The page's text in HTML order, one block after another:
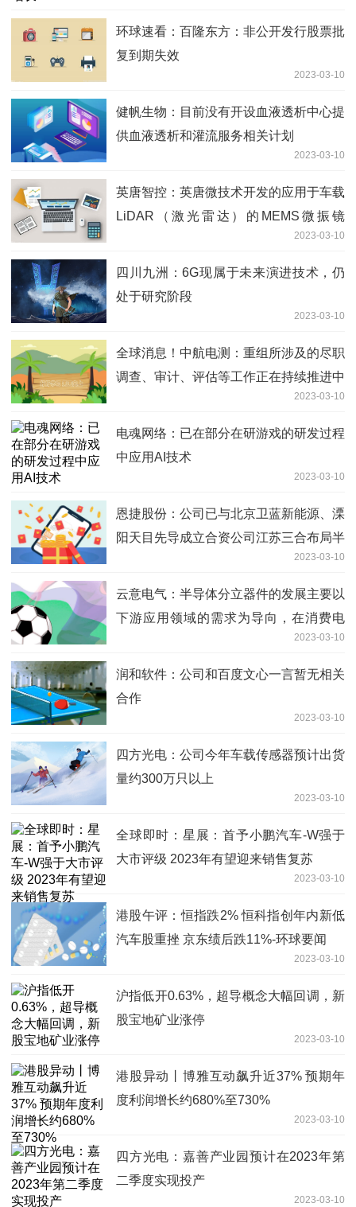
环球速看：百隆东方：非公开发行股票批
复到期失效
2023-03-10
健帆生物：目前没有开设血液透析中心提
供血液透析和灌流服务相关计划
2023-03-10
英唐智控：英唐微技术开发的应用于车载
LiDAR（激光雷达）的MEMS微振镜
（CG0006AR）第二代产品,目前还在测
试当中
2023-03-10
四川九洲：6G现属于未来演进技术，仍
处于研究阶段
2023-03-10
全球消息！中航电测：重组所涉及的尽职
调查、审计、评估等工作正在持续推进中
2023-03-10
电魂网络：已在部分在研游戏的研发过程
中应用AI技术
2023-03-10
恩捷股份：公司已与北京卫蓝新能源、溧
阳天目先导成立合资公司江苏三合布局半
固态电池领域，目前项目正在顺利推进中
环球今头条
2023-03-10
云意电气：半导体分立器件的发展主要以
下游应用领域的需求为导向，在消费电
子、汽车、家用电器等领域均有广泛的应
用
2023-03-10
润和软件：公司和百度文心一言暂无相关
合作
2023-03-10
四方光电：公司今年车载传感器预计出货
量约300万只以上
2023-03-10
全球即时：星展：首予小鹏汽车-W强于
大市评级 2023年有望迎来销售复苏
2023-03-10
港股午评：恒指跌2% 恒科指创年内新低
汽车股重挫 京东绩后跌11%-环球要闻
2023-03-10
沪指低开0.63%，超导概念大幅回调，新
股宝地矿业涨停
2023-03-10
港股异动丨博雅互动飙升近37% 预期年
度利润增长约680%至730%
2023-03-10
四方光电：嘉善产业园预计在2023年第
二季度实现投产
2023-03-10